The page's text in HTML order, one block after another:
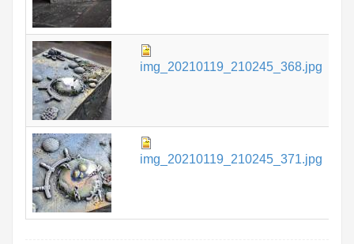
img_20210119_210245_368.jpg
img_20210119_210245_371.jpg